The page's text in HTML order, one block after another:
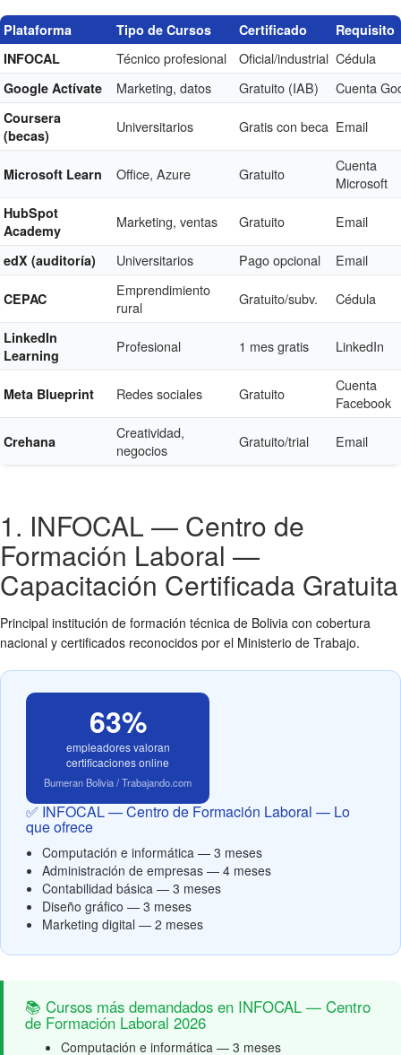
Plataforma Tipo de Cursos Certificado
Requisito
INFOCAL
Técnico profesional Oficial/industrial Cédula
Google Actívate Marketing, datos Gratuito (IAB) Cuenta
Coursera
(becas)
Universitarios Gratis con beca Email
Microsoft Learn Office, Azure Gratuito
Cuenta
Microsoft
HubSpot
Academy
Marketing, ventas Gratuito Email
edX (auditoría) Universitarios Pago opcional Email
CEPAC
Emprendimiento
rural
Gratuito/subv. Cédula
LinkedIn
Learning
Profesional 1 mes gratis LinkedIn
Meta Blueprint Redes sociales Gratuito
Cuenta
Facebook
Crehana
Creatividad,
negocios
Gratuito/trial Email
1. INFOCAL — Centro de
Formación Laboral —
Capacitación Certificada Gratuita
Principal institución de formación técnica de Bolivia con cobertura
nacional y certificados reconocidos por el Ministerio de Trabajo.
63%
empleadores valoran
certificaciones online
Bumeran Bolivia / Trabajando.com
✅ INFOCAL — Centro de Formación Laboral — Lo
que ofrece
Computación e informática — 3 meses
Administración de empresas — 4 meses
Contabilidad básica — 3 meses
Diseño gráfico — 3 meses
Marketing digital — 2 meses
📚 Cursos más demandados en INFOCAL — Centro
de Formación Laboral 2026
Computación e informática — 3 meses